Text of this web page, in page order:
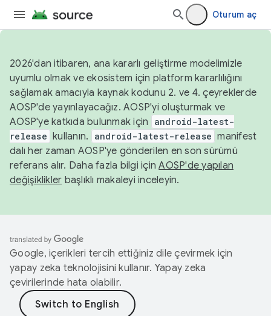
Oturum aç
2026'dan itibaren, ana kararlı geliştirme modelimizle
uyumlu olmak ve ekosistem için platform kararlılığını
sağlamak amacıyla kaynak kodunu 2. ve 4. çeyreklerde
AOSP'de yayınlayacağız. AOSP'yi oluşturmak ve
AOSP'ye katkıda bulunmak için
android-latest-
release kullanın. android-latest-release manifest
dalı her zaman AOSP'ye gönderilen en son sürümü
referans alır. Daha fazla bilgi içinAOSP'de yapılan
değişiklikler başlıklı makaleyi inceleyin.
Google, içerikleri tercih ettiğiniz dile çevirmek için
yapay zeka teknolojisini kullanır. Yapay zeka
çevirilerinde hata olabilir.